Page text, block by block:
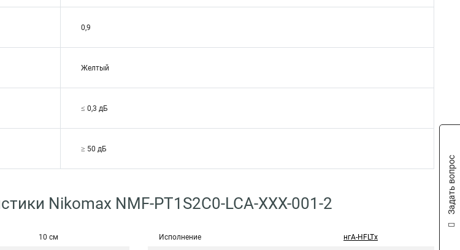
0,9
Желтый
≤ 0,3 дБ
≥ 50 дБ
Nikomax NMF-PT1S2C0-LCA-XXX-001-2
10 см Исполнение нгA-HFLTx
Задать вопрос